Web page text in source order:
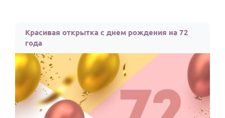
Открытки
Стихи и тексты
ПРАЗДНИКИ
С Днем рождения
Юбилей
ОТЗЫВЫ
Красивая открытка с днем рождения на 72
года